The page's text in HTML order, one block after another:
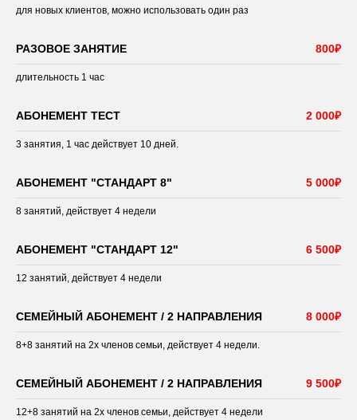
для новых клиентов, можно использовать один раз
РАЗОВОЕ ЗАНЯТИЕ 800₽
длительность 1 час
АБОНЕМЕНТ ТЕСТ 2 000₽
3 занятия, 1 час действует 10 дней.
АБОНЕМЕНТ "СТАНДАРТ 8" 5 000₽
8 занятий, действует 4 недели
АБОНЕМЕНТ "СТАНДАРТ 12" 6 500₽
12 занятий, действует 4 недели
СЕМЕЙНЫЙ АБОНЕМЕНТ / 2 НАПРАВЛЕНИЯ 8 000₽
8+8 занятий на 2х членов семьи, действует 4 недели.
СЕМЕЙНЫЙ АБОНЕМЕНТ / 2 НАПРАВЛЕНИЯ 9 500₽
12+8 занятий на 2х членов семьи, действует 4 недели